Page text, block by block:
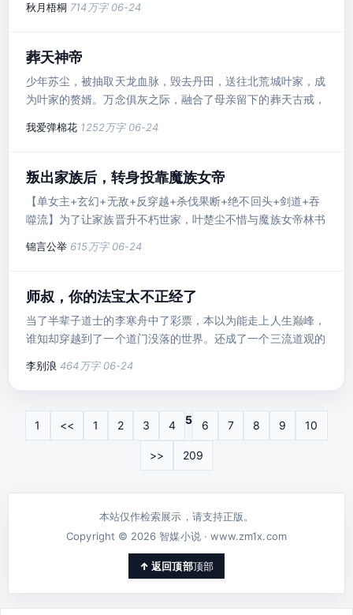
辰为骨，混沌为肉，为秦玄重塑无敌之身，自此少年鱼飞龙
万物！”
秋月梧桐 714万字 06-24
葬天神帝
少年苏尘，被抽取天龙血脉，毁去丹田，送往北荒城叶家，成
为叶家的赘婿。万念俱灰之际，融合了母亲留下的葬天古戒，
条横扫万界天骄的无敌之路。若这天地不公，我便埋葬诸天！
我爱弹棉花 1252万字 06-24
叛出家族后，转身投靠魔族女帝
【单女主+玄幻+无敌+反穿越+杀伐果断+绝不回头+剑道+吞
噬流】为了让家族晋升不朽世家，叶楚尘不惜与魔族女帝林书
为不朽世家，掌管九十九条灵脉，而他楚尘被废后却受尽父亲
煞！楚尘笑了，嫌我修为被废？那便叛出家族，投靠魔族女
罐，从此吞天噬地，
锦言公举 615万字 06-24
师叔，你的法宝太不正经了
当了半辈子道士的李寒舟中了彩票，本以为能走上人生巅峰，
谁知却穿越到了一个道门没落的世界。还成了一个三流道观的
太差，只能寄希望于弟子身上。李寒舟：江湖险恶，我给你们
炼制点法宝丹药，帮助你们修炼。大弟子：师叔，摄魂铃本应
叔，七宝葫芦只收人兵器，怎么你的七宝葫芦专收人衣服？太
李别浪 464万字 06-24
1 << 1 2 3 4 5 6 7 8 9 10
>> 209
本站仅作检索展示，请支持正版。
Copyright © 2026 智媒小说 · www.zm1x.com
顶部